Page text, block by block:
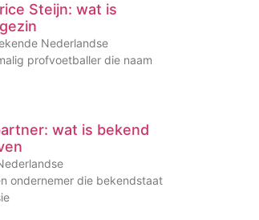
Steijn: wat is
Nederlandse
profvoetballer die naam
wat is bekend
ondernemer die bekendstaat